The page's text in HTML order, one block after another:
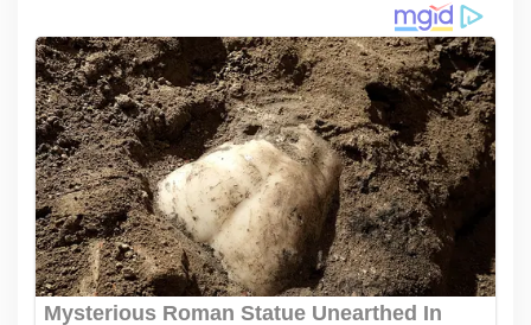
s
i
p
o
s